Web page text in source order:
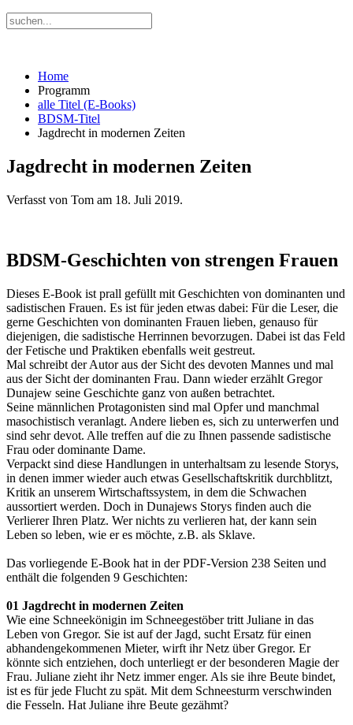
Home
Programm
alle Titel (E-Books)
BDSM-Titel
Jagdrecht in modernen Zeiten
Jagdrecht in modernen Zeiten
Verfasst von Tom am 18. Juli 2019.
BDSM-Geschichten von strengen Frauen
Dieses E-Book ist prall gefüllt mit Geschichten von dominanten und
sadistischen Frauen. Es ist für jeden etwas dabei: Für die Leser, die
gerne Geschichten von dominanten Frauen lieben, genauso für
diejenigen, die sadistische Herrinnen bevorzugen. Dabei ist das Feld
der Fetische und Praktiken ebenfalls weit gestreut.
Mal schreibt der Autor aus der Sicht des devoten Mannes und mal
aus der Sicht der dominanten Frau. Dann wieder erzählt Gregor
Dunajew seine Geschichte ganz von außen betrachtet.
Seine männlichen Protagonisten sind mal Opfer und manchmal
masochistisch veranlagt. Andere lieben es, sich zu unterwerfen und
sind sehr devot. Alle treffen auf die zu Ihnen passende sadistische
Frau oder dominante Dame.
Verpackt sind diese Handlungen in unterhaltsam zu lesende Storys,
in denen immer wieder auch etwas Gesellschaftskritik durchblitzt,
Kritik an unserem Wirtschaftssystem, in dem die Schwachen
aussortiert werden. Doch in Dunajews Storys finden auch die
Verlierer Ihren Platz. Wer nichts zu verlieren hat, der kann sein
Leben so leben, wie er es möchte, z.B. als Sklave.
Das vorliegende E-Book hat in der PDF-Version 238 Seiten und
enthält die folgenden 9 Geschichten:
01 Jagdrecht in modernen Zeiten
Wie eine Schneekönigin im Schneegestöber tritt Juliane in das
Leben von Gregor. Sie ist auf der Jagd, sucht Ersatz für einen
abhandengekommenen Mieter, wirft ihr Netz über Gregor. Er
könnte sich entziehen, doch unterliegt er der besonderen Magie der
Frau. Juliane zieht ihr Netz immer enger. Als sie ihre Beute bindet,
ist es für jede Flucht zu spät. Mit dem Schneesturm verschwinden
die Fesseln. Hat Juliane ihre Beute gezähmt?